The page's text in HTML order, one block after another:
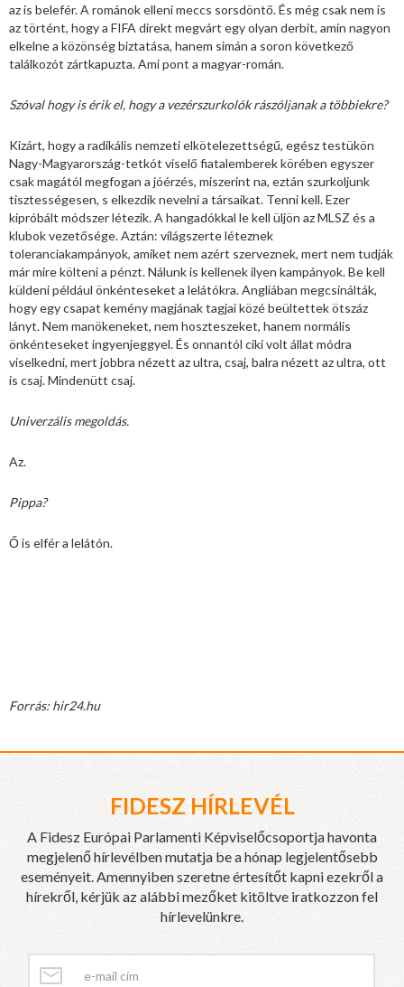
az is belefér. A románok elleni meccs sorsdöntő. És még csak nem is
az történt, hogy a FIFA direkt megvárt egy olyan derbit, amin nagyon
elkelne a közönség biztatása, hanem simán a soron következő
találkozót zártkapuzta. Ami pont a magyar-román.
Szóval hogy is érik el, hogy a vezérszurkolók rászóljanak a többiekre?
Kizárt, hogy a radikális nemzeti elkötelezettségű, egész testükön
Nagy-Magyarország-tetkót viselő fiatalemberek körében egyszer
csak magától megfogan a jóérzés, miszerint na, eztán szurkoljunk
tisztességesen, s elkezdik nevelni a társaikat. Tenni kell. Ezer
kipróbált módszer létezik. A hangadókkal le kell üljön az MLSZ és a
klubok vezetősége. Aztán: világszerte léteznek
toleranciakampányok, amiket nem azért szerveznek, mert nem tudják
már mire költeni a pénzt. Nálunk is kellenek ilyen kampányok. Be kell
küldeni például önkénteseket a lelátókra. Angliában megcsinálták,
hogy egy csapat kemény magjának tagjai közé beültettek ötszáz
lányt. Nem manökeneket, nem hoszteszeket, hanem normális
önkénteseket ingyenjeggyel. És onnantól ciki volt állat módra
viselkedni, mert jobbra nézett az ultra, csaj, balra nézett az ultra, ott
is csaj. Mindenütt csaj.
Univerzális megoldás.
Az.
Pippa?
Ő is elfér a lelátón.
Forrás: hir24.hu
FIDESZ HÍRLEVÉL
A Fidesz Európai Parlamenti Képviselőcsoportja havonta
megjelenő hírlevélben mutatja be a hónap legjelentősebb
eseményeit. Amennyiben szeretne értesítőt kapni ezekről a
hírekről, kérjük az alábbi mezőket kitöltve iratkozzon fel
hírlevelünkre.